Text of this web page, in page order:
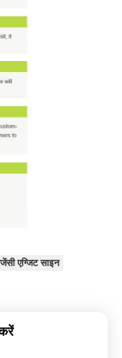
एग्जिट साइन